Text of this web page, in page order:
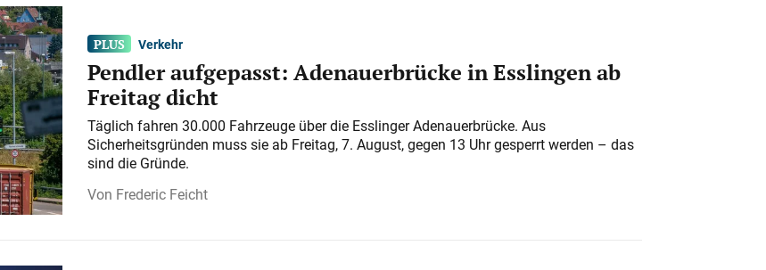
Verkehr
Pendler aufgepasst: Adenauerbrücke in Esslingen ab
Freitag dicht
Täglich fahren 30.000 Fahrzeuge über die Esslinger Adenauerbrücke. Aus
Sicherheitsgründen muss sie ab Freitag, 7. August, gegen 13 Uhr gesperrt werden – das
sind die Gründe.
Frederic Feicht